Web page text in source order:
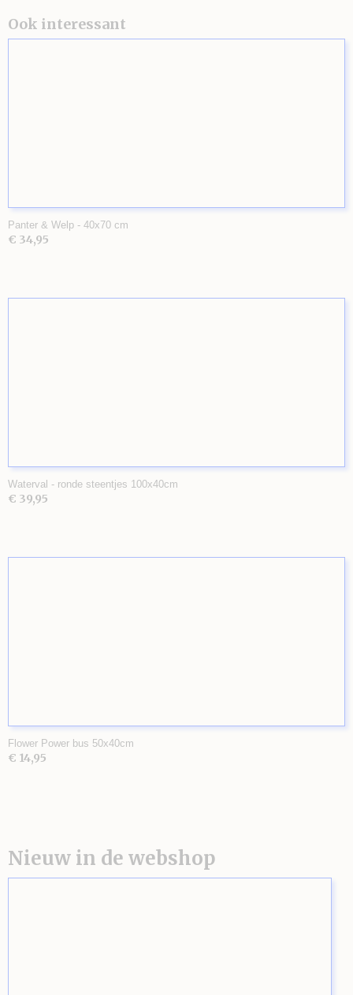
Ook interessant
Panter & Welp - 40x70 cm
€ 34,95
Waterval - ronde steentjes 100x40cm
€ 39,95
Flower Power bus 50x40cm
€ 14,95
Nieuw in de webshop